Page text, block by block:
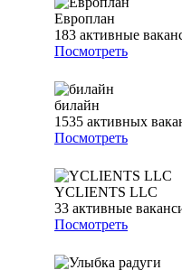
Европлан
183 активные
Посмотреть
билайн
1535 активных
Посмотреть
YCLIENTS LLC
33 активные
Посмотреть